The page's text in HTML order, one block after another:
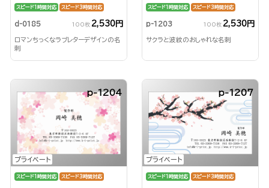
スピード1時間対応 スピード3時間対応
d-0185 100枚 2,530円
ロマンちっくなラブレターデザインの名
刺
スピード1時間対応 スピード3時間対応
p-1203 100枚 2,530円
サクラと波紋のおしゃれな名刺
プライベート
p-1204
スピード1時間対応 スピード3時間対応
プライベート
p-1207
スピード1時間対応 スピード3時間対応